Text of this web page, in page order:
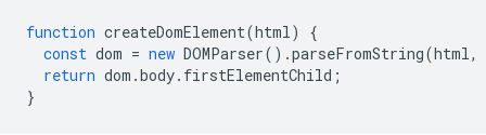
function createDomElement(html)
{
const dom = new DOMParser().parseFromString(html,
return dom .body. firstElementChild ;
}